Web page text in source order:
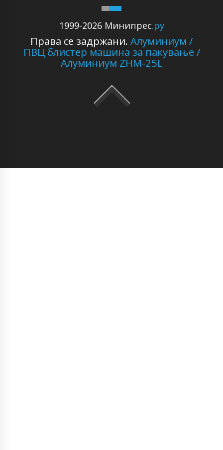
1999-2026 Минипрес.ру
Права се задржани. Алуминиум /
ПВЦ блистер машина за пакување /
Алуминиум ZHM-25L